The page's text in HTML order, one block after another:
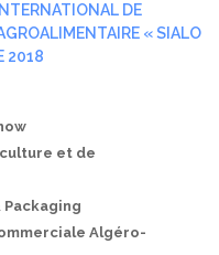
DE
« SIALO
2018
et de
Packaging
Algéro-